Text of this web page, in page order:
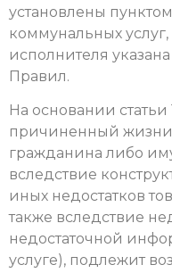
установлены
коммунальных услуг,
исполнителя
Правил.
На основании
причиненный
гражданина либо
вследствие
иных недостатков
также вследствие
недостаточной
услуге), подлежит